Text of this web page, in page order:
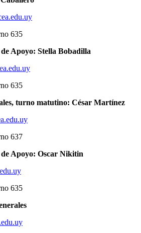
635
Apoyo: Stella Bobadilla
635
turno matutino: César Martínez
637
Apoyo: Oscar Nikitin
635